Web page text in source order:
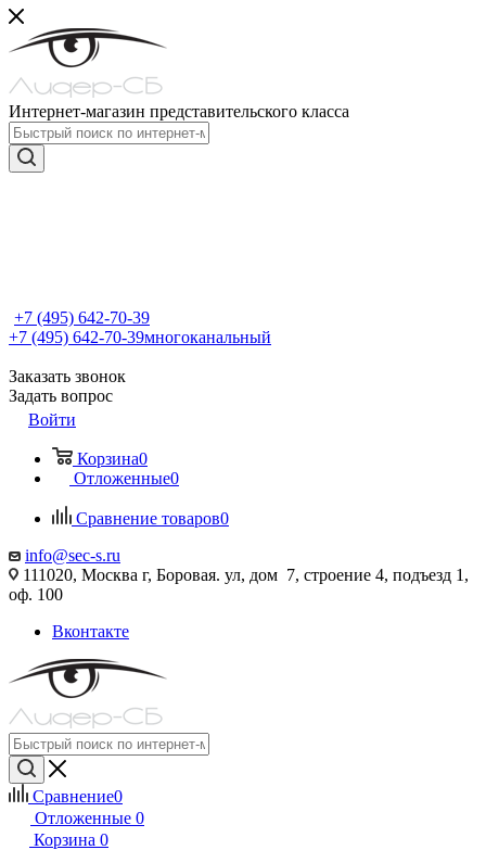
Интернет-магазин представительского класса
+7 (495) 642-70-39
+7 (495) 642-70-39многоканальный
Заказать звонок
Задать вопрос
Войти
Корзина0
Отложенные0
Сравнение товаров0
info@sec-s.ru
111020, Москва г, Боровая. ул, дом 7, строение 4, подъезд 1,
оф. 100
Вконтакте
Сравнение0
Отложенные 0
Корзина 0